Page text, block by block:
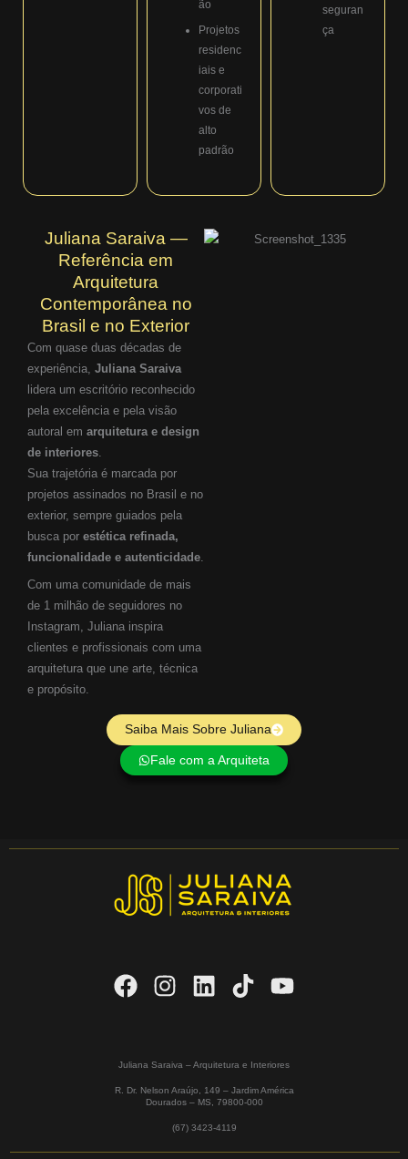
ão
Projetos
residenc
iais e
corporati
vos de
alto
padrão
seguran
ça
Juliana Saraiva —
Referência em
Arquitetura
Contemporânea no
Brasil e no Exterior
Com quase duas décadas de
experiência, Juliana Saraiva
lidera um escritório reconhecido
pela excelência e pela visão
autoral em arquitetura e design
de interiores.
Sua trajetória é marcada por
projetos assinados no Brasil e no
exterior, sempre guiados pela
busca por estética refinada,
funcionalidade e autenticidade.
Com uma comunidade de mais
de 1 milhão de seguidores no
Instagram, Juliana inspira
clientes e profissionais com uma
arquitetura que une arte, técnica
e propósito.
Saiba Mais Sobre Juliana
Fale com a Arquiteta
Juliana Saraiva – Arquitetura e Interiores
R. Dr. Nelson Araújo, 149 – Jardim América
Dourados – MS, 79800-000
(67) 3423-4119